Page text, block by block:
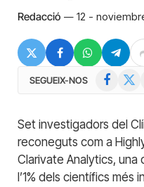
Redacció 12 -
SEGUEIX-NOS Facebook
Set investigadors del
reconeguts com a
Clarivate Analytics, una
l’1% dels científics